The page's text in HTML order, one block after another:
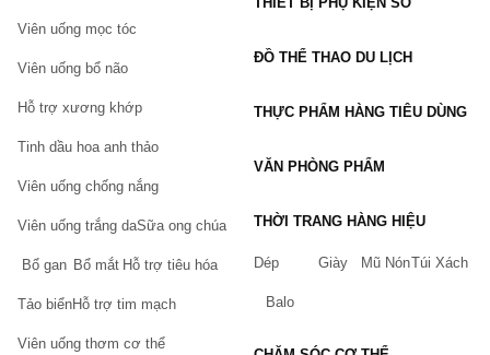
Viên uống mọc tóc
Viên uống bổ não
Hỗ trợ xương khớp
Tinh dầu hoa anh thảo
Viên uống chống nắng
Viên uống trắng daSữa ong chúa
Bổ gan Bổ mắt Hỗ trợ tiêu hóa
Tảo biểnHỗ trợ tim mạch
Viên uống thơm cơ thể
ĐỒ THỂ THAO DU LỊCH
THỰC PHẨM HÀNG TIÊU DÙNG
VĂN PHÒNG PHẨM
THỜI TRANG HÀNG HIỆU
Dép Giày Mũ NónTúi Xách
Balo